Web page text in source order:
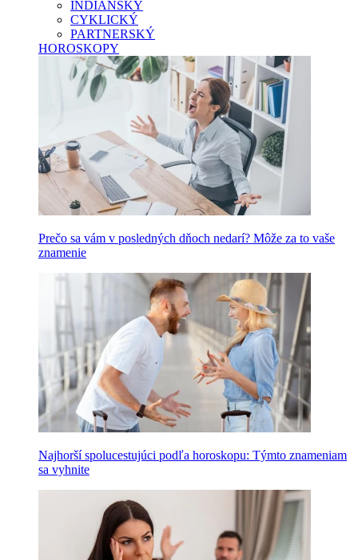
INDIÁNSKY
CYKLICKÝ
PARTNERSKÝ
HOROSKOPY
Prečo sa vám v posledných dňoch nedarí? Môže za to vaše
znamenie
Najhorší spolucestujúci podľa horoskopu: Týmto znameniam
sa vyhnite